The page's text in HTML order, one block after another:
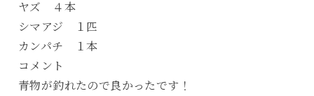
ヤズ ４本
シマアジ １匹
カンパチ １本
コメント
青物が釣れたので良かったです！